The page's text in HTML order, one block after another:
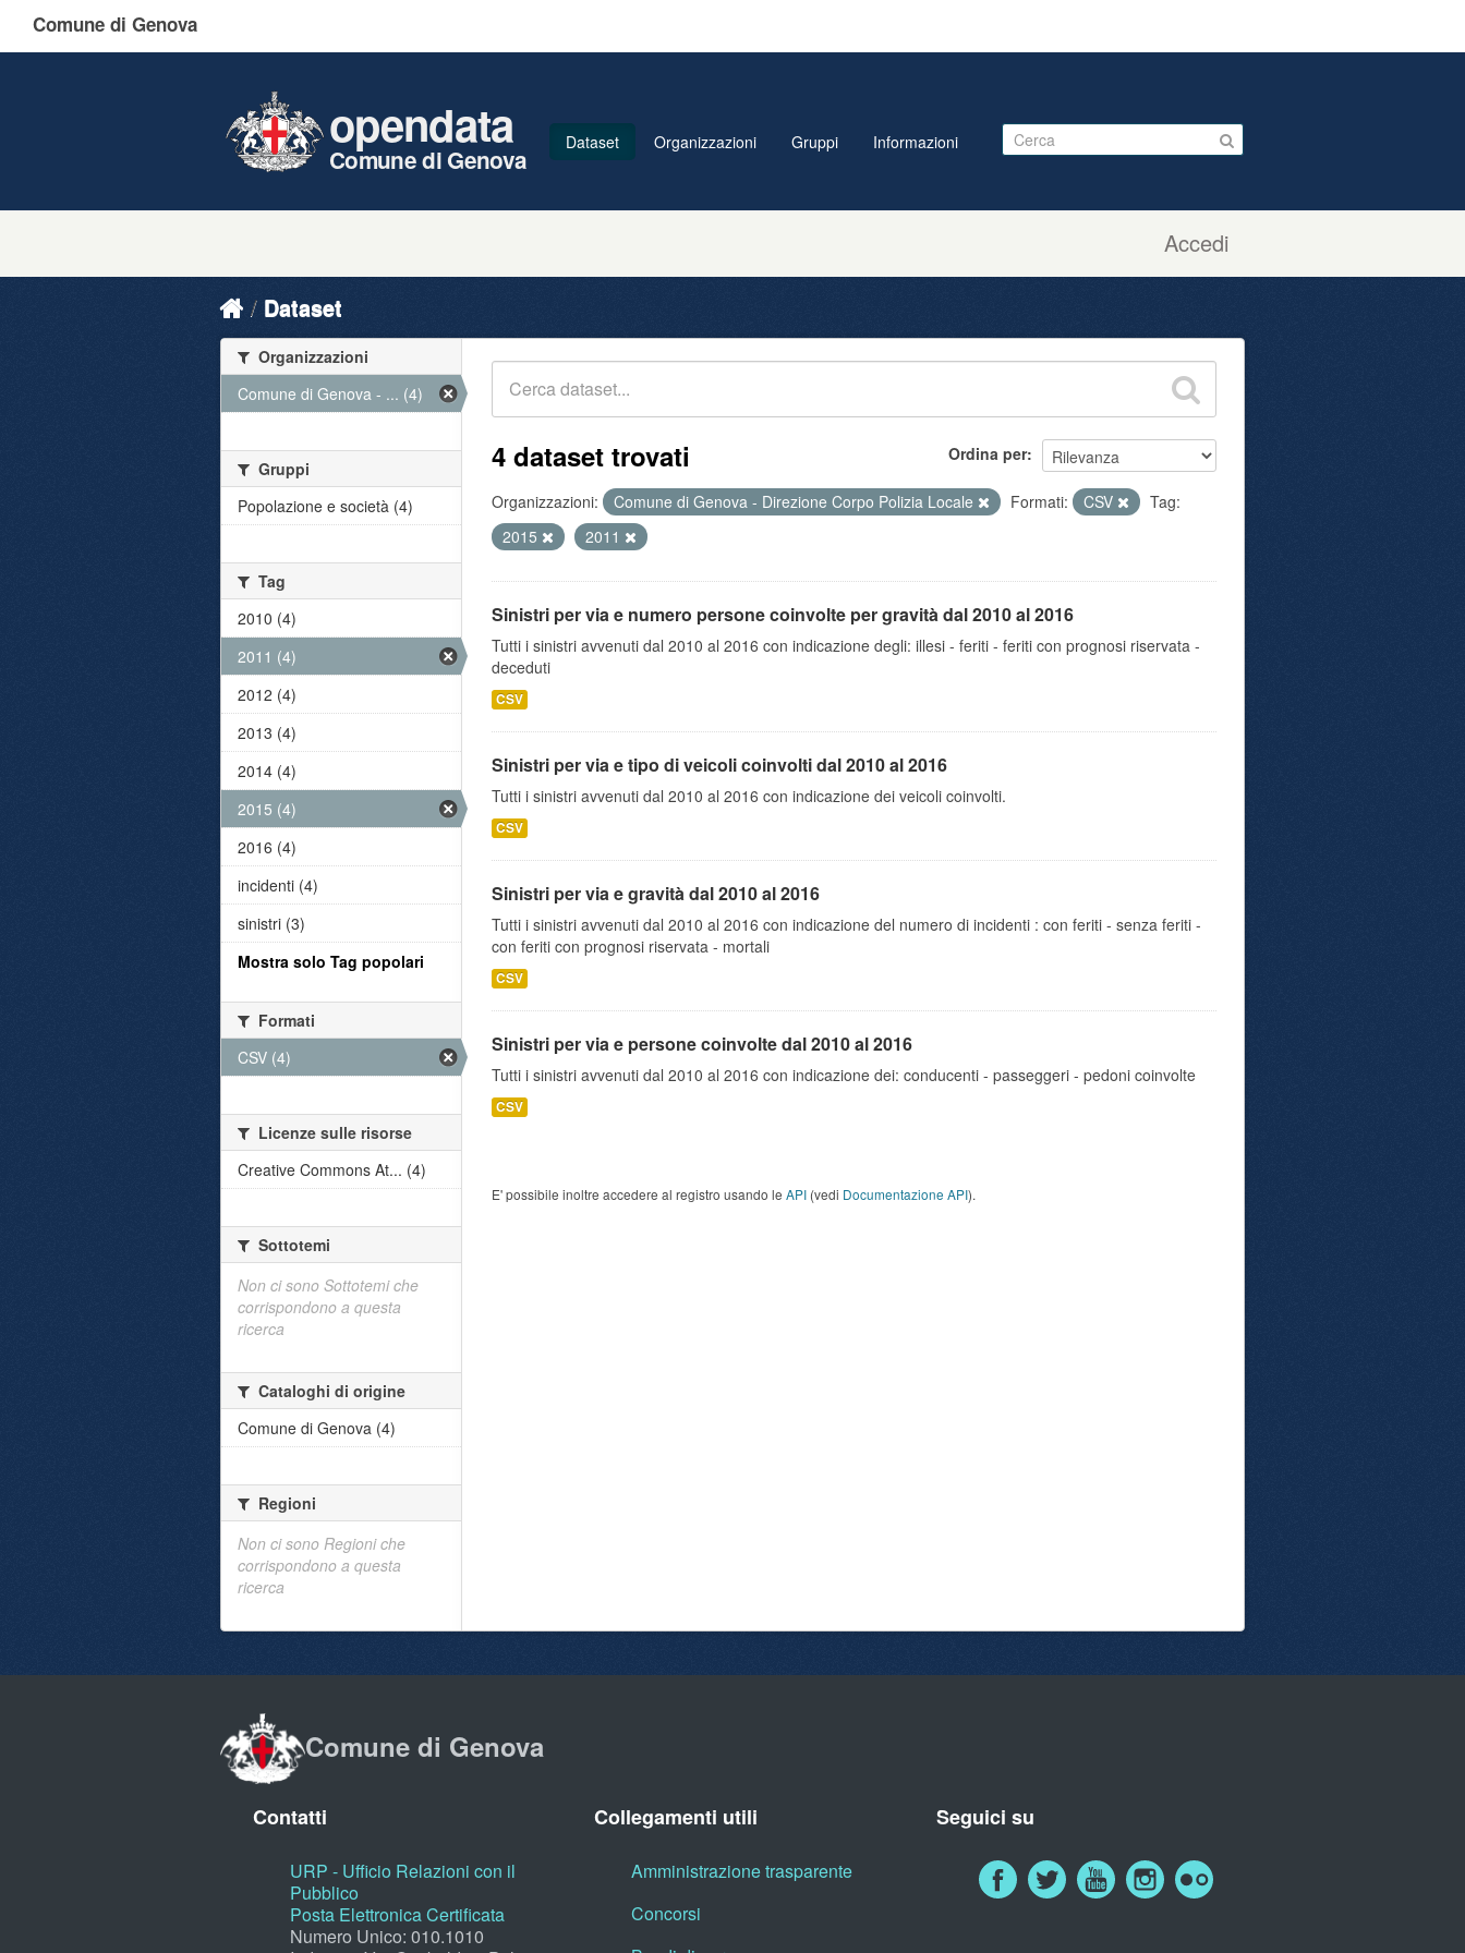
Comune di Genova
Accedi
opendata
Comune di Genova
Dataset Organizzazioni Gruppi Informazioni
Dataset
Ordina per
4 dataset trovati
Organizzazioni: Comune di Genova - Direzione Corpo Polizia Locale Formati: CSV
Tag:
2015
2011
Sinistri per via e numero persone coinvolte per gravità dal 2010 al 2016
Tutti i sinistri avvenuti dal 2010 al 2016 con indicazione degli: illesi - feriti - feriti con prognosi riservata -
deceduti
CSV
Sinistri per via e tipo di veicoli coinvolti dal 2010 al 2016
Tutti i sinistri avvenuti dal 2010 al 2016 con indicazione dei veicoli coinvolti.
CSV
Sinistri per via e gravità dal 2010 al 2016
Tutti i sinistri avvenuti dal 2010 al 2016 con indicazione del numero di incidenti : con feriti - senza feriti -
con feriti con prognosi riservata - mortali
CSV
Sinistri per via e persone coinvolte dal 2010 al 2016
Tutti i sinistri avvenuti dal 2010 al 2016 con indicazione dei: conducenti - passeggeri - pedoni coinvolte
CSV
E' possibile inoltre accedere al registro usando le API (vedi Documentazione API).
Organizzazioni
Comune di Genova - ... (4)
Gruppi
Popolazione e società (4)
Tag
2010 (4)
2011 (4)
2012 (4)
2013 (4)
2014 (4)
2015 (4)
2016 (4)
incidenti (4)
sinistri (3)
Mostra solo Tag popolari
Formati
CSV (4)
Licenze sulle risorse
Creative Commons At... (4)
Sottotemi
Non ci sono Sottotemi che
corrispondono a questa
ricerca
Cataloghi di origine
Comune di Genova (4)
Regioni
Non ci sono Regioni che
corrispondono a questa
ricerca
Comune di Genova
Contatti
URP - Ufficio Relazioni con il
Pubblico
Posta Elettronica Certificata
Numero Unico: 010.1010
Collegamenti utili
Amministrazione trasparente
Concorsi
Seguici su